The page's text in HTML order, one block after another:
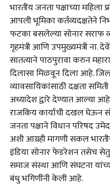
भारतीय जनता पक्षाच्या महिला
आपली भूमिका कर्तव्यदक्षतेने
फटका बसलेल्या सोनार सराफ
गृहमंत्री आणि उपमुख्यमंत्री ना.
सातत्याने पाठपुरावा करुन
दिलासा मिळवून दिला आहे.
व्यावसायिकांसाठी दक्षता
अध्यादेश द्वारे देण्यात आल्या
राजकिय कार्याची दखल घेऊन
जनता पक्षाने विधान परिषद
अशी आग्रही मागणी सकल
इंडिया सोनार फेडरेशन तसेच
समाज संस्था आणि संघटना
बंधु भगिणींनी केली आहे.